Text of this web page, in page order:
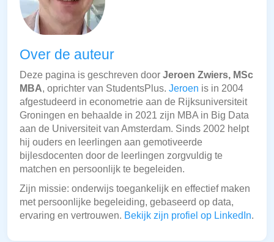
Over de auteur
Deze pagina is geschreven door Jeroen Zwiers, MSc
MBA, oprichter van StudentsPlus. Jeroen is in 2004
afgestudeerd in econometrie aan de Rijksuniversiteit
Groningen en behaalde in 2021 zijn MBA in Big Data
aan de Universiteit van Amsterdam. Sinds 2002 helpt
hij ouders en leerlingen aan gemotiveerde
bijlesdocenten door de leerlingen zorgvuldig te
matchen en persoonlijk te begeleiden.
Zijn missie: onderwijs toegankelijk en effectief maken
met persoonlijke begeleiding, gebaseerd op data,
ervaring en vertrouwen. Bekijk zijn profiel op LinkedIn.